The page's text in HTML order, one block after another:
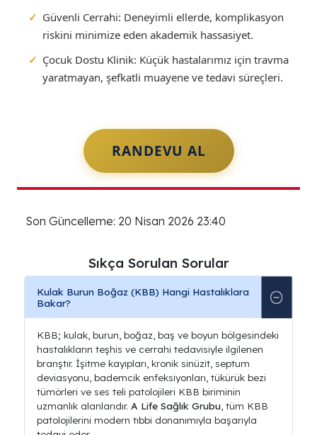
✓ Güvenli Cerrahi: Deneyimli ellerde, komplikasyon
riskini minimize eden akademik hassasiyet.
✓ Çocuk Dostu Klinik: Küçük hastalarımız için travma
yaratmayan, şefkatli muayene ve tedavi süreçleri.
RANDEVU AL
Son Güncelleme: 20 Nisan 2026 23:40